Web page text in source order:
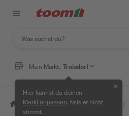
Mein Markt: Troisdorf
Hier kannst du deinen
Markt anpassen , falls er nicht
stimmt.
✕
/ Bauen & Renovieren / Fliesen /